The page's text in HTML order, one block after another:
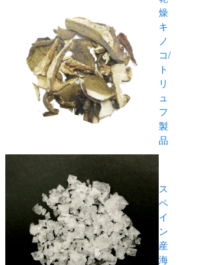
燥
キ
ノ
コ/
ト
リ
ュ
フ
製
品
ス
ペ
イ
ン
産
海